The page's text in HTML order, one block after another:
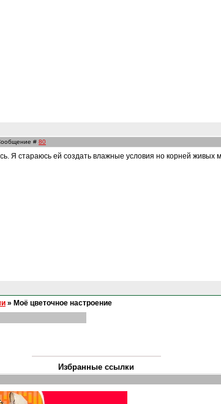
# 80
Я стараюсь ей создать влажные условия но корней
» Моё цветочное настроение
Избранные ссылки